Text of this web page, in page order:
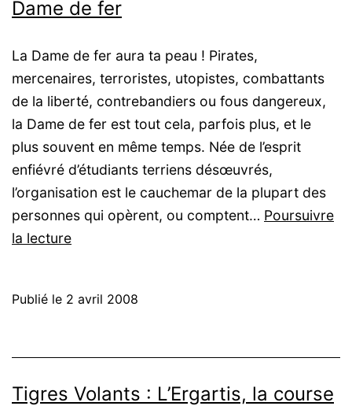
Dame de fer
La Dame de fer aura ta peau ! Pirates,
mercenaires, terroristes, utopistes, combattants
de la liberté, contrebandiers ou fous dangereux,
la Dame de fer est tout cela, parfois plus, et le
plus souvent en même temps. Née de l’esprit
enfiévré d’étudiants terriens désœuvrés,
l’organisation est le cauchemar de la plupart des
personnes qui opèrent, ou comptent… Poursuivre
la lectureTigres
Maudits
de
Publié le 2 avril 2008
Tigres Volants : L’Ergartis, la course